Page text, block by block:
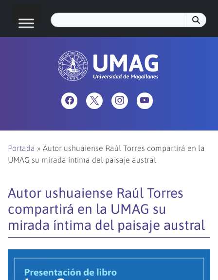
Portada » Autor ushuaiense Raúl Torres compartirá en la
UMAG su mirada íntima del paisaje austral
Autor ushuaiense Raúl Torres
compartirá en la UMAG su
mirada íntima del paisaje austral